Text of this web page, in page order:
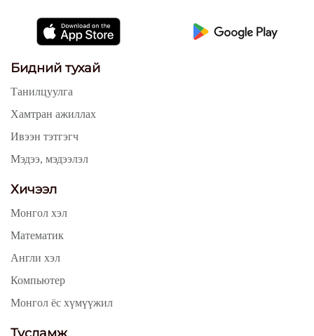
Бидний тухай
Танилцуулга
Хамтран ажиллах
Ивээн тэтгэгч
Мэдээ, мэдээлэл
Хичээл
Монгол хэл
Математик
Англи хэл
Компьютер
Монгол ёс хүмүүжил